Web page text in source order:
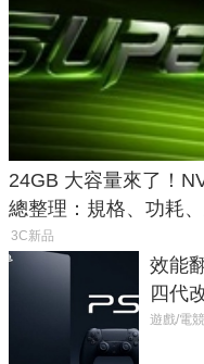
24GB 大容量來了！
總整理：規格、功耗
3C新品
效能
四代
遊戲/電競